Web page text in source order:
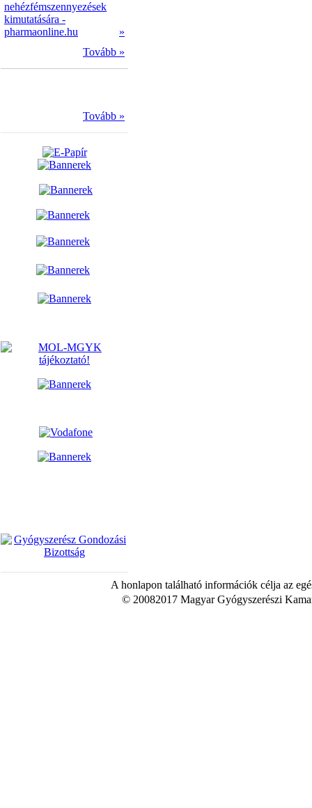
nehézfémszennyezések
kimutatására -
pharmaonline.hu
»
Tovább »
Tovább »
A honlapon található információk célja az
© 20082017 Magyar Gyógyszerészi